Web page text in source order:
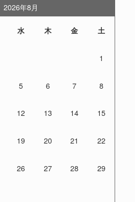
2026年8月
水 木 金 土
1
5 6 7 8
12 13 14 15
19 20 21 22
26 27 28 29